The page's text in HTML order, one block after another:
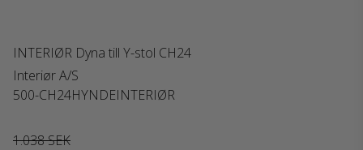
INTERIØR Dyna till Y-stol CH24
Interiør A/S
500-CH24HYNDEINTERIØR
1.038 SEK